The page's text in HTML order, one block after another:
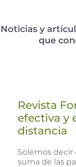
Noticias y
que
Revista
efectiva y
distancia
Solemos
suma de las